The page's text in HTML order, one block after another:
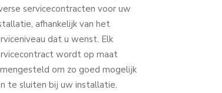
servicecontracten voor uw
afhankelijk van het
dat u wenst. Elk
wordt op maat
om zo goed mogelijk
te sluiten bij uw installatie.